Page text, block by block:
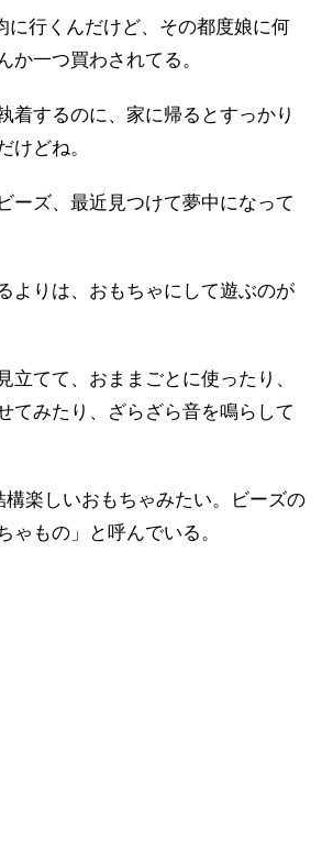
に行くんだけど、その都度娘に何
か一つ買わされてる。
着するのに、家に帰るとすっかり
けどね。
ーズ、最近見つけて夢中になって
よりは、おもちゃにして遊ぶのが
立てて、おままごとに使ったり、
てみたり、ざらざら音を鳴らして
楽しいおもちゃみたい。ビーズの
ゃもの」と呼んでいる。